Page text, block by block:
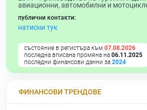
авиационни, автомобилни и
публични контакти:
натисни тук
състояние в регистъра към 07.08.2026
последна вписана промяна на 06.11.2025
последни финансови данни за 2024
ФИНАНСОВИ ТРЕНДОВЕ